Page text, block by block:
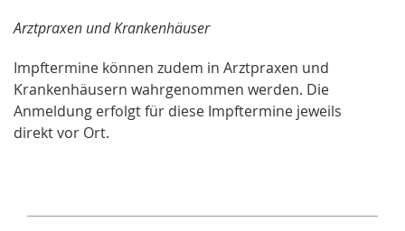
Arztpraxen und Krankenhäuser
Impftermine können zudem in Arztpraxen und
Krankenhäusern wahrgenommen werden. Die
Anmeldung erfolgt für diese Impftermine jeweils
direkt vor Ort.